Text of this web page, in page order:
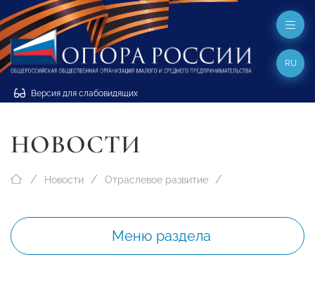
Версия для слабовидящих
RU
НОВОСТИ
Новости Отраслевое развитие
Меню раздела